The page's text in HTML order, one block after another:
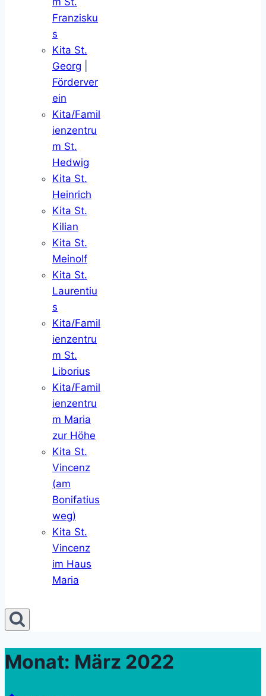
Franzisku
s
Kita St.
Georg
Förderver
ein
Kita/Famil
ienzentru
m St.
Hedwig
Kita St.
Heinrich
Kita St.
Kilian
Kita St.
Meinolf
Kita St.
Laurentiu
s
Kita/Famil
ienzentru
m St.
Liborius
Kita/Famil
ienzentru
m Maria
zur Höhe
Kita St.
Vincenz
(am
Bonifatius
weg)
Kita St.
Vincenz
im Haus
Maria
Monat: März 2022